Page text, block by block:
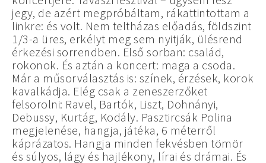
jegy, de azért megpróbáltam, rákattintottam a
linkre: és volt. Nem teltházas előadás, földszint
1/3-a üres, erkélyt meg sem nyitják, ülésrend
érkezési sorrendben. Első sorban: család,
rokonok. És aztán a koncert: maga a csoda.
Már a műsorválasztás is: színek, érzések, korok
kavalkádja. Elég csak a zeneszerzőket
felsorolni: Ravel, Bartók, Liszt, Dohnányi,
Debussy, Kurtág, Kodály. Pasztircsák Polina
megjelenése, hangja, játéka, 6 méterről
káprázatos. Hangja minden fekvésben tömör
és súlyos, lágy és hajlékony, lírai és drámai. És